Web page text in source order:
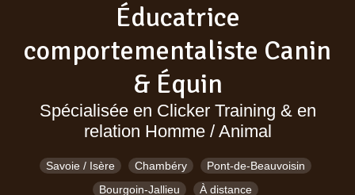
Éducatrice
comportementaliste Canin
& Équin
Spécialisée en Clicker Training & en
relation Homme / Animal
Savoie / Isère Chambéry
Pont-de-Beauvoisin
Bourgoin-Jallieu
À distance